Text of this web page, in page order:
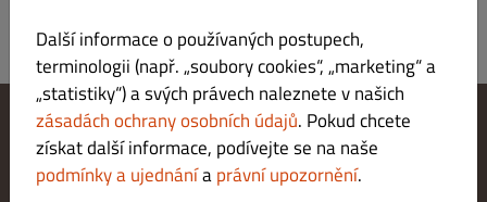
Změnit nastavení souborů cookie
Kontaktuj nás
Zásady ochrany osobních údajů
Další informace o používaných postupech,
terminologii (např. „soubory cookies“, „marketing“ a
„statistiky“) a svých právech naleznete v našich
zásadách ochrany osobních údajů. Pokud chcete
získat další informace, podívejte se na naše
podmínky a ujednáníaprávní upozornění.